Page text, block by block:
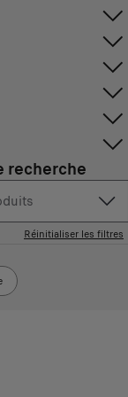
recherche
Réinitialiser les filtres